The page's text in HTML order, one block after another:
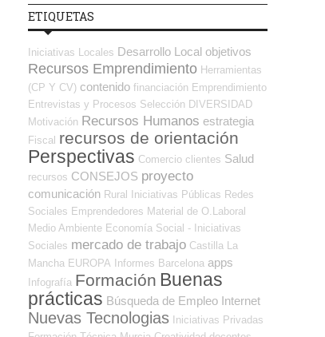
ETIQUETAS
Iniciativas Locales Desarrollo Local objetivos
Recursos Emprendimiento Herramientas
(CP Y CV) contenido financiación Emprendimiento
Entrevistas y Procesos Selección DIVERSIDAD
Motivación Recursos Humanos estrategia
Fiscal recursos de orientación
Perspectivas Comercio clientes Salud
recursos CONSEJOS proyecto
comunicación Rural Iniciativas Públicas Redes
Sociales Emprendedores Material de O.Laboral
Medio Ambiente Economía Social - Iniciativas
Sociales mercado de trabajo Castilla La
Mancha EUROPA Informes Barcelona apps
Infografía Formación Buenas
prácticas Búsqueda de Empleo Internet
Nuevas Tecnologias Iniciativas Privadas